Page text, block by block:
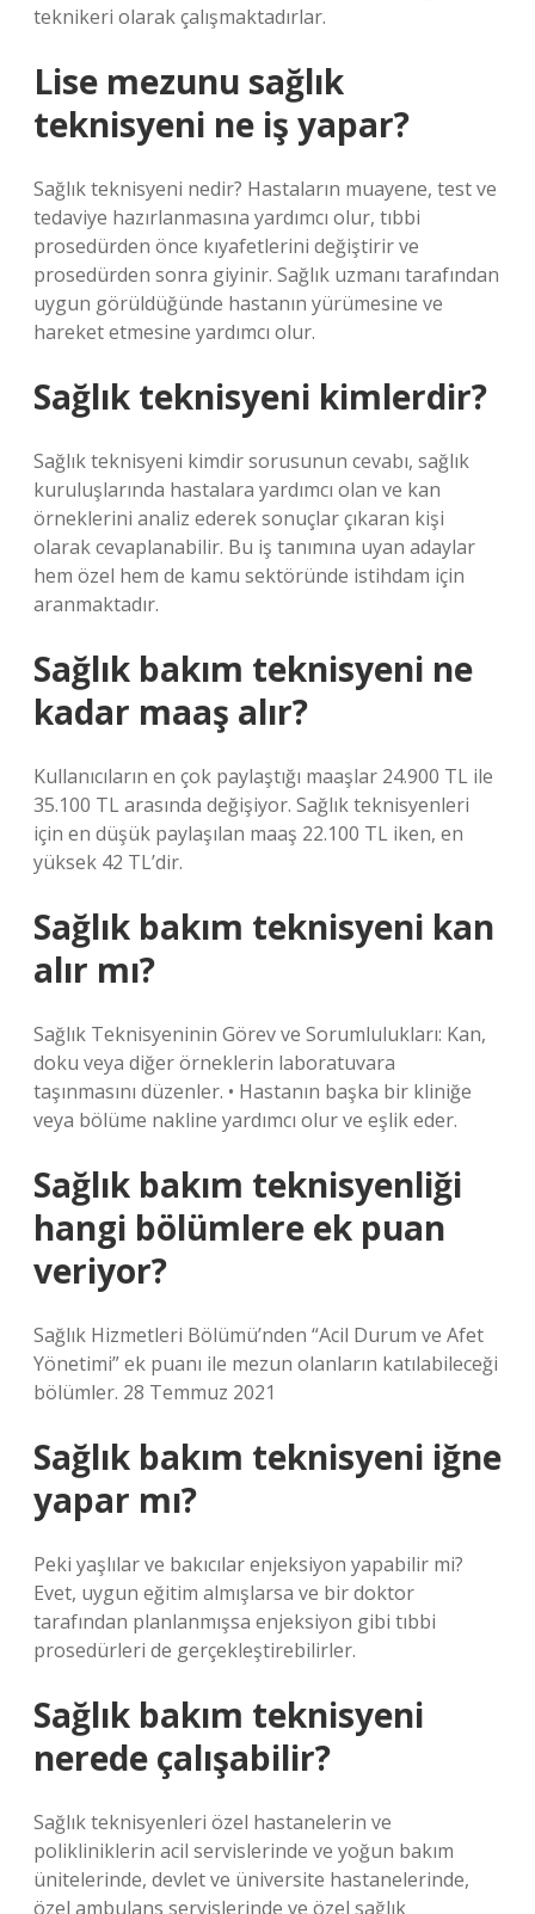
teknikeri olarak çalışmaktadırlar.
Lise mezunu sağlık
teknisyeni ne iş yapar?
Sağlık teknisyeni nedir? Hastaların muayene, test ve
tedaviye hazırlanmasına yardımcı olur, tıbbi
prosedürden önce kıyafetlerini değiştirir ve
prosedürden sonra giyinir. Sağlık uzmanı tarafından
uygun görüldüğünde hastanın yürümesine ve
hareket etmesine yardımcı olur.
Sağlık teknisyeni kimlerdir?
Sağlık teknisyeni kimdir sorusunun cevabı, sağlık
kuruluşlarında hastalara yardımcı olan ve kan
örneklerini analiz ederek sonuçlar çıkaran kişi
olarak cevaplanabilir. Bu iş tanımına uyan adaylar
hem özel hem de kamu sektöründe istihdam için
aranmaktadır.
Sağlık bakım teknisyeni ne
kadar maaş alır?
Kullanıcıların en çok paylaştığı maaşlar 24.900 TL ile
35.100 TL arasında değişiyor. Sağlık teknisyenleri
için en düşük paylaşılan maaş 22.100 TL iken, en
yüksek 42 TL’dir.
Sağlık bakım teknisyeni kan
alır mı?
Sağlık Teknisyeninin Görev ve Sorumlulukları: Kan,
doku veya diğer örneklerin laboratuvara
taşınmasını düzenler. • Hastanın başka bir kliniğe
veya bölüme nakline yardımcı olur ve eşlik eder.
Sağlık bakım teknisyenliği
hangi bölümlere ek puan
veriyor?
Sağlık Hizmetleri Bölümü’nden “Acil Durum ve Afet
Yönetimi” ek puanı ile mezun olanların katılabileceği
bölümler. 28 Temmuz 2021
Sağlık bakım teknisyeni iğne
yapar mı?
Peki yaşlılar ve bakıcılar enjeksiyon yapabilir mi?
Evet, uygun eğitim almışlarsa ve bir doktor
tarafından planlanmışsa enjeksiyon gibi tıbbi
prosedürleri de gerçekleştirebilirler.
Sağlık bakım teknisyeni
nerede çalışabilir?
Sağlık teknisyenleri özel hastanelerin ve
polikliniklerin acil servislerinde ve yoğun bakım
ünitelerinde, devlet ve üniversite hastanelerinde,
özel ambulans servislerinde ve özel sağlık